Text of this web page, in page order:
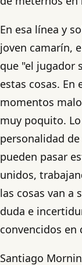
En esa línea y
joven camarín,
que "el jugador
estas cosas.
momentos
muy poquito.
personalidad
pueden pasar
unidos,
las cosas van a
duda e
convencidos en
Santiago